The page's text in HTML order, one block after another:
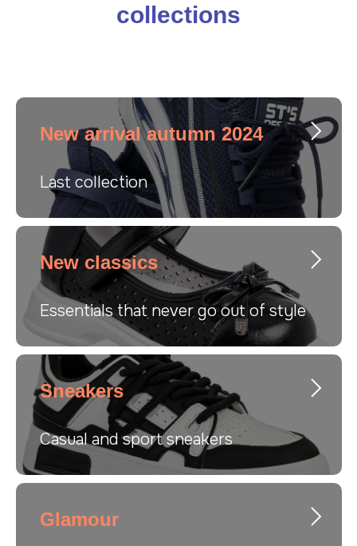
collections
New arrival autumn 2024
Last collection
New classics
Essentials that never go out of style
Sneakers
Casual and sport sneakers
Glamour